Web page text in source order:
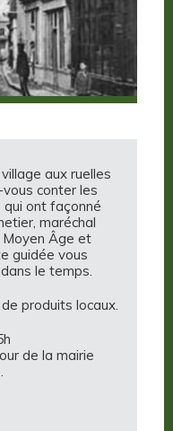
aux ruelles
conter les
ont façonné
maréchal
Âge et
guidée vous
le temps.
produits locaux.
de la mairie